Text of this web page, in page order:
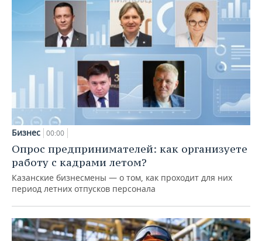
Бизнес 00:00
Опрос предпринимателей: как организуете
работу с кадрами летом?
Казанские бизнесмены — о том, как проходит для них
период летних отпусков персонала